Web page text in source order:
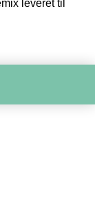
leveret til